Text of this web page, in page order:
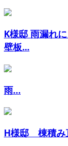
K様邸 雨漏れ
壁板...
雨…
H様邸 棟積み